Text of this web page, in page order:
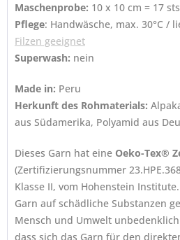
Maschenprobe: 10 x 10 cm = 17
Pflege: Handwäsche, max. 30°C /
Filzen geeignet
Superwash: nein
Made in: Peru
Herkunft des Rohmaterials:
aus Südamerika, Polyamid aus
Dieses Garn hat eine Oeko-Tex®
(Zertifizierungsnummer
Klasse II, vom Hohenstein
Garn auf schädliche Substanzen
Mensch und Umwelt
dass sich das Garn für den